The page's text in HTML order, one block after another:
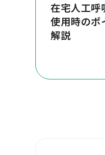
在宅人工呼
使用時のポ
解説